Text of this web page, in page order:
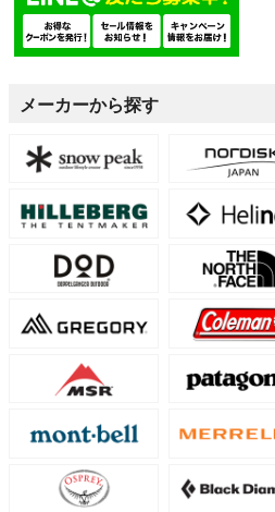
メーカーから探す